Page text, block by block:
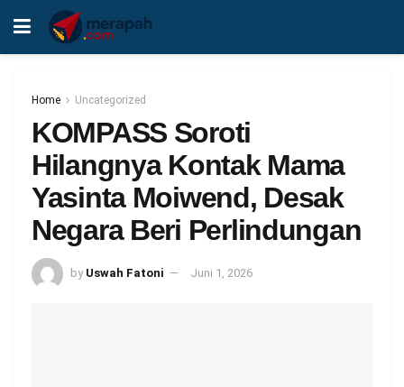
Home Uncategorized
KOMPASS Soroti
Hilangnya Kontak Mama
Yasinta Moiwend, Desak
Negara Beri Perlindungan
by Uswah Fatoni Juni 1, 2026